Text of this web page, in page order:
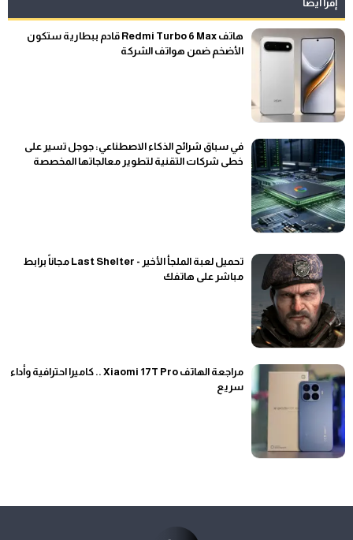
إقرأ أيضاً
هاتف Redmi Turbo 6 Max قادم ببطارية ستكون
الأضخم ضمن هواتف الشركة
في سباق شرائح الذكاء الاصطناعي: جوجل تسير على
خطى شركات التقنية لتطوير معالجاتها المخصصة
تحميل لعبة الملجأ الأخير - Last Shelter مجاناً برابط
مباشر على هاتفك
مراجعة الهاتف Xiaomi 17T Pro .. كاميرا احترافية وأداء
سريع